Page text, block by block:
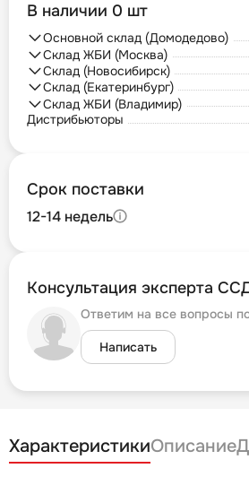
В наличии 0 шт
Основной склад (Домодедово)
Склад ЖБИ (Москва)
Склад (Новосибирск)
Склад (Екатеринбург)
Склад ЖБИ (Владимир)
Дистрибьюторы
Срок поставки
12-14 недель
Консультация эксперта
Ответим на все вопросы
Написать
ХарактеристикиОписание